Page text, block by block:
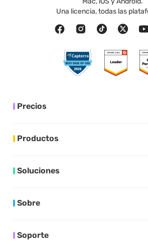
Una licencia, todas las
Precios
Productos
Soluciones
Sobre
Soporte